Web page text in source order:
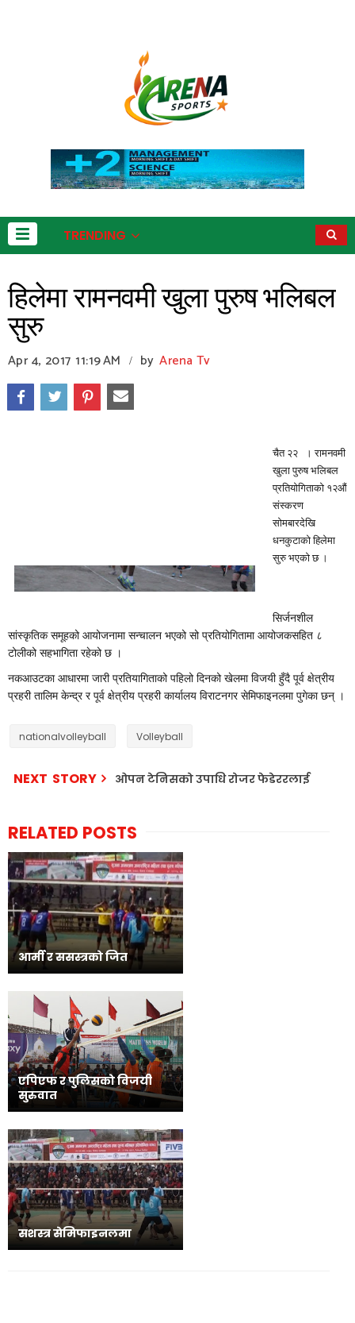
TRENDING
हिलेमा रामनवमी खुला पुरुष भलिबल
सुरु
Apr 4, 2017 11:19 AM / by Arena Tv
चैत २२ । रामनवमी
खुला पुरुष भलिबल
प्रतियोगिताको १२औं
संस्करण
सोमबारदेखि
धनकुटाको हिलेमा
सुरु भएको छ ।
सिर्जनशील
सांस्कृतिक समूहको आयोजनामा सन्चालन भएको सो प्रतियोगितामा आयोजकसहित ८
टोलीको सहभागिता रहेको छ ।
नकआउटका आधारमा जारी प्रतियागिताको पहिलो दिनको खेलमा विजयी हुँदै पूर्व क्षेत्रीय
प्रहरी तालिम केन्द्र र पूर्व क्षेत्रीय प्रहरी कार्यालय विराटनगर सेमिफाइनलमा पुगेका छन् ।
nationalvolleyball Volleyball
NEXT STORY ओपन टेनिसको उपाधि रोजर फेडेररलाई
RELATED POSTS
आर्मी र ससस्त्रको जित
एपिएफ र पुलिसको विजयी
सुरुवात
सशस्त्र सेमिफाइनलमा